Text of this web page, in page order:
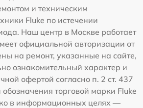
и техническим
Fluke по истечении
Наш центр в Москве работает
официальной авторизации от
на ремонт, указанные на сайте,
ознакомительный характер и
офертой согласно п. 2 ст. 437
торговой марки Fluke
в информационных целях —